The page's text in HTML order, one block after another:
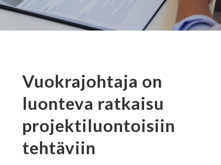
Vuokrajohtaja on
luonteva ratkaisu
projektiluontoisiin
tehtäviin